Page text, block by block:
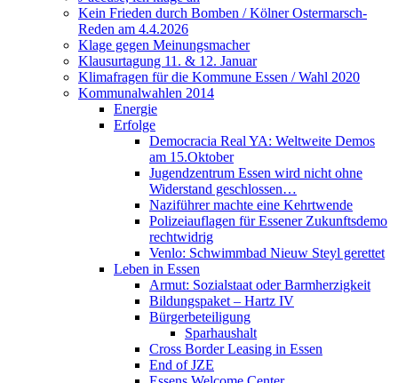
Kein Frieden durch Bomben / Kölner Ostermarsch-
Reden am 4.4.2026
Klage gegen Meinungsmacher
Klausurtagung 11. & 12. Januar
Klimafragen für die Kommune Essen / Wahl 2020
Kommunalwahlen 2014
Energie
Erfolge
Democracia Real YA: Weltweite Demos
am 15.Oktober
Jugendzentrum Essen wird nicht ohne
Widerstand geschlossen…
Naziführer machte eine Kehrtwende
Polizeiauflagen für Essener Zukunftsdemo
rechtwidrig
Venlo: Schwimmbad Nieuw Steyl gerettet
Leben in Essen
Armut: Sozialstaat oder Barmherzigkeit
Bildungspaket – Hartz IV
Bürgerbeteiligung
Sparhaushalt
Cross Border Leasing in Essen
End of JZE